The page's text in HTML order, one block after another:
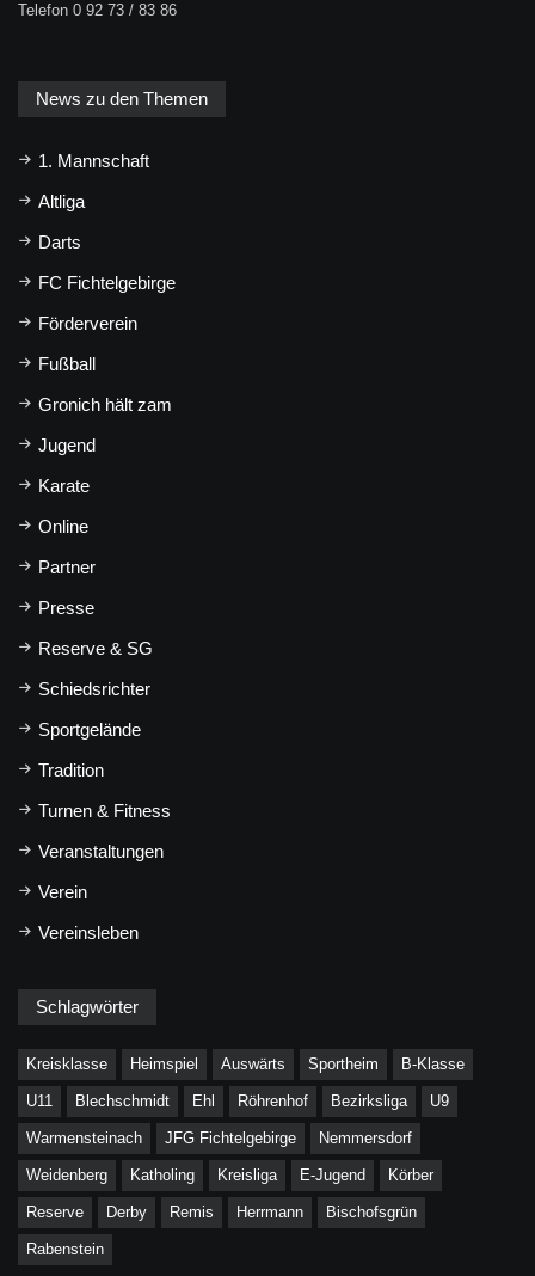
Telefon 0 92 73 / 83 86
News zu den Themen
1. Mannschaft
Altliga
Darts
FC Fichtelgebirge
Förderverein
Fußball
Gronich hält zam
Jugend
Karate
Online
Partner
Presse
Reserve & SG
Schiedsrichter
Sportgelände
Tradition
Turnen & Fitness
Veranstaltungen
Verein
Vereinsleben
Schlagwörter
Kreisklasse Heimspiel Auswärts Sportheim B-Klasse
U11 Blechschmidt Ehl Röhrenhof Bezirksliga U9
Warmensteinach JFG Fichtelgebirge Nemmersdorf
Weidenberg Katholing Kreisliga E-Jugend Körber
Reserve Derby Remis Herrmann Bischofsgrün
Rabenstein